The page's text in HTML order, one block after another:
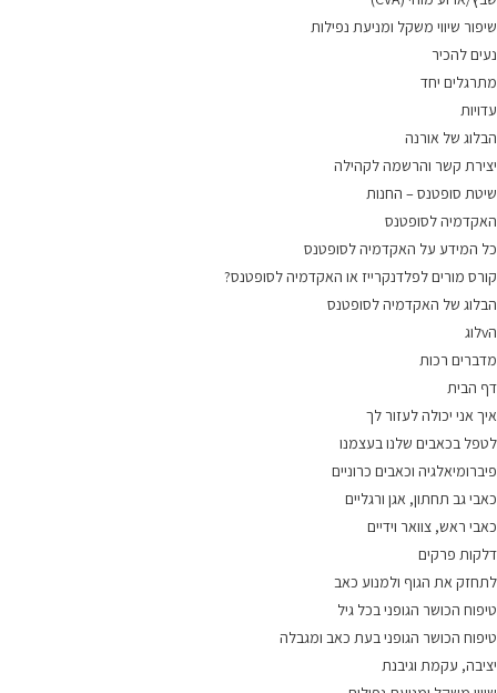
שיפור שיווי משקל ומניעת נפילות
נעים להכיר
מתרגלים יחד
עדויות
הבלוג של אורנה
יצירת קשר והרשמה לקהילה
שיטת סופטנס – החנות
האקדמיה לסופטנס
כל המידע על האקדמיה לסופטנס
קורס מורים לפלדנקרייז או האקדמיה לסופטנס?
הבלוג של האקדמיה לסופטנס
הvלוג
מדברים רכות
דף הבית
איך אני יכולה לעזור לך
לטפל בכאבים שלנו בעצמנו
פיברומיאלגיה וכאבים כרוניים
כאבי גב תחתון, אגן ורגליים
כאבי ראש, צוואר וידיים
דלקות פרקים
לתחזק את הגוף ולמנוע כאב
טיפוח הכושר הגופני בכל גיל
טיפוח הכושר הגופני בעת כאב ומגבלה
יציבה, עקמת וגיבנת